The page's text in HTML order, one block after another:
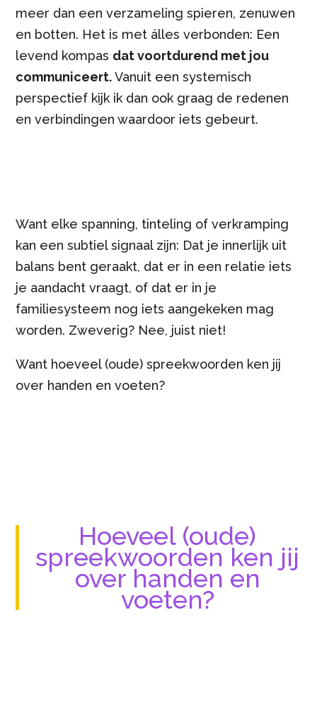
meer dan een verzameling spieren, zenuwen
en botten. Het is met álles verbonden: Een
levend kompas dat voortdurend met jou
communiceert.Vanuit een systemisch
perspectief kijk ik dan ook graag de redenen
en verbindingen waardoor iets gebeurt.
Want elke spanning, tinteling of verkramping
kan een subtiel signaal zijn: Dat je innerlijk uit
balans bent geraakt, dat er in een relatie iets
je aandacht vraagt, of dat er in je
familiesysteem nog iets aangekeken mag
worden. Zweverig? Nee, juist niet!
Want hoeveel (oude) spreekwoorden ken jíj
over handen en voeten?
Hoeveel (oude)
spreekwoorden ken jij
over handen en
voeten?